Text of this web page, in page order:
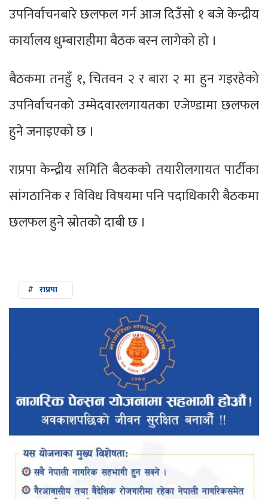
उपनिर्वाचनबारे छलफल गर्न आज दिउँसो १ बजे केन्द्रीय
कार्यालय धुम्बाराहीमा बैठक बस्न लागेको हो ।
बैठकमा तनहुँ १, चितवन २ र बारा २ मा हुन गइरहेको
उपनिर्वाचनको उम्मेदवारलगायतका एजेण्डामा छलफल
हुने जनाइएको छ ।
राप्रपा केन्द्रीय समिति बैठकको तयारीलगायत पार्टीका
सांगठानिक र विविध विषयमा पनि पदाधिकारी बैठकमा
छलफल हुने स्रोतको दाबी छ ।
# राप्रपा